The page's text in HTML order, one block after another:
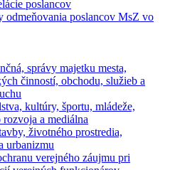
poslancov
odmeňovania poslancov MsZ vo
správy majetku mesta,
činností, obchodu, služieb a
kultúry, športu, mládeže,
a mediálna
životného prostredia,
urbanizmu
verejného záujmu pri